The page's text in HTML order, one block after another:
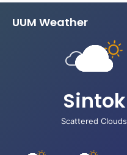
UUM Weather
Sintok
Scattered Clouds